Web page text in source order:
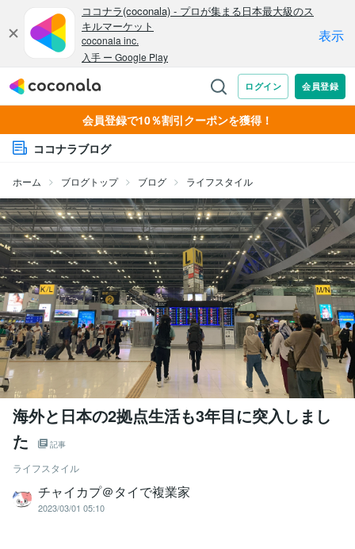
会員登録で10％割引クーポンを獲得！
ココナラブログ
ホーム ブログトップ ブログ ライフスタイル
海外と日本の2拠点生活も3年目に突入しまし
た
記事
ライフスタイル
チャイカプ＠タイで複業家
2023/03/01 05:10